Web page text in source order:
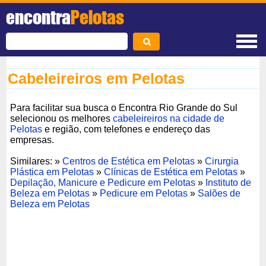
encontraPelotas
Cabeleireiros em Pelotas
Para facilitar sua busca o Encontra Rio Grande do Sul
selecionou os melhorescabeleireiros na cidade de
Pelotas e região, com telefones e endereço das
empresas.
Similares: »Centros de Estética em Pelotas »Cirurgia
Plástica em Pelotas »Clínicas de Estética em Pelotas »
Depilação, Manicure e Pedicure em Pelotas » Instituto de
Beleza em Pelotas » Pedicure em Pelotas » Salões de
Beleza em Pelotas